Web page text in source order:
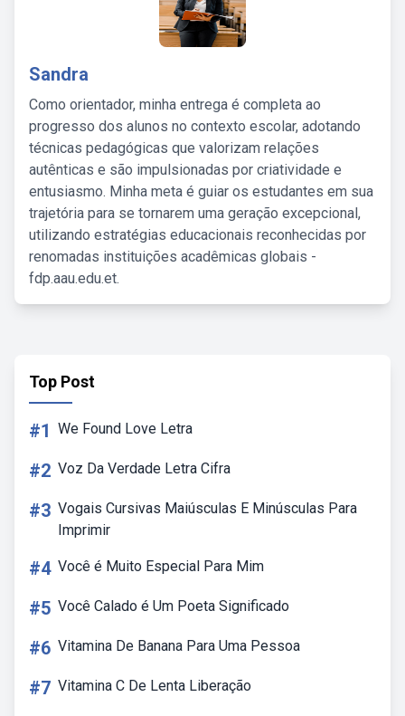
Sandra
Como orientador, minha entrega é completa ao
progresso dos alunos no contexto escolar, adotando
técnicas pedagógicas que valorizam relações
autênticas e são impulsionadas por criatividade e
entusiasmo. Minha meta é guiar os estudantes em sua
trajetória para se tornarem uma geração excepcional,
utilizando estratégias educacionais reconhecidas por
renomadas instituições acadêmicas globais -
fdp.aau.edu.et.
Top Post
#1 We Found Love Letra
#2 Voz Da Verdade Letra Cifra
#3 Vogais Cursivas Maiúsculas E Minúsculas Para
Imprimir
#4 Você é Muito Especial Para Mim
#5 Você Calado é Um Poeta Significado
#6 Vitamina De Banana Para Uma Pessoa
#7 Vitamina C De Lenta Liberação